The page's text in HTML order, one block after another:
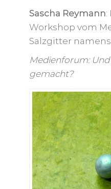
Sascha Reymann:
Workshop vom
Salzgitter
Medienforum:
gemacht?